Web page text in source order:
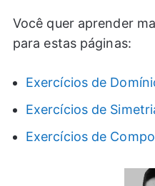
Você quer aprender
para estas páginas:
Exercícios de
Exercícios de
Exercícios de